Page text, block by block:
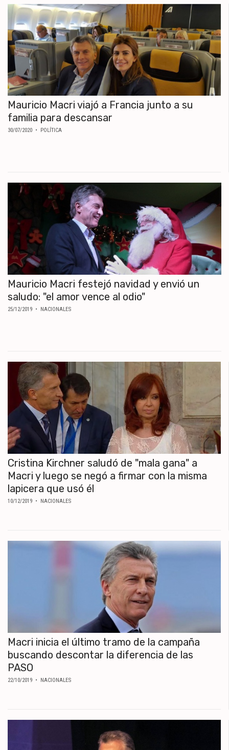
Mauricio Macri viajó a Francia junto a su
familia para descansar
30/07/2020 • POLÍTICA
Mauricio Macri festejó navidad y envió un
saludo: "el amor vence al odio"
25/12/2019 • NACIONALES
Cristina Kirchner saludó de "mala gana" a
Macri y luego se negó a firmar con la misma
lapicera que usó él
10/12/2019 • NACIONALES
Macri inicia el último tramo de la campaña
buscando descontar la diferencia de las
PASO
22/10/2019 • NACIONALES